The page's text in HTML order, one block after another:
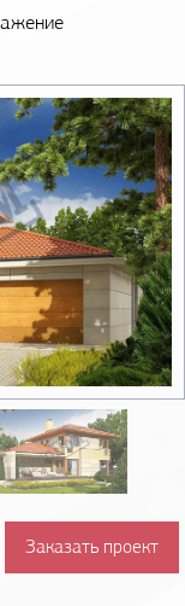
Заказать проект